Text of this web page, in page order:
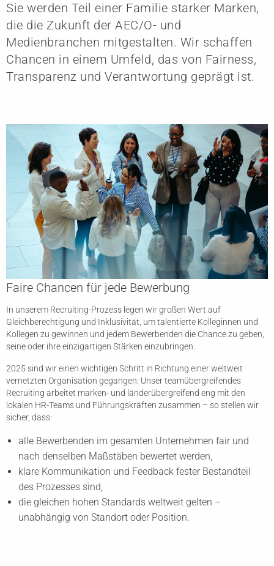
Sie werden Teil einer Familie starker Marken,
die die Zukunft der AEC/O- und
Medienbranchen mitgestalten. Wir schaffen
Chancen in einem Umfeld, das von Fairness,
Transparenz und Verantwortung geprägt ist.
Faire Chancen für jede Bewerbung
In unserem Recruiting-Prozess legen wir großen Wert auf
Gleichberechtigung und Inklusivität, um talentierte Kolleginnen und
Kollegen zu gewinnen und jedem Bewerbenden die Chance zu geben,
seine oder ihre einzigartigen Stärken einzubringen.
2025 sind wir einen wichtigen Schritt in Richtung einer weltweit
vernetzten Organisation gegangen: Unser teamübergreifendes
Recruiting arbeitet marken- und länderübergreifend eng mit den
lokalen HR-Teams und Führungskräften zusammen – so stellen wir
sicher, dass:
alle Bewerbenden im gesamten Unternehmen fair und
nach denselben Maßstäben bewertet werden,
klare Kommunikation und Feedback fester Bestandteil
des Prozesses sind,
die gleichen hohen Standards weltweit gelten –
unabhängig von Standort oder Position.